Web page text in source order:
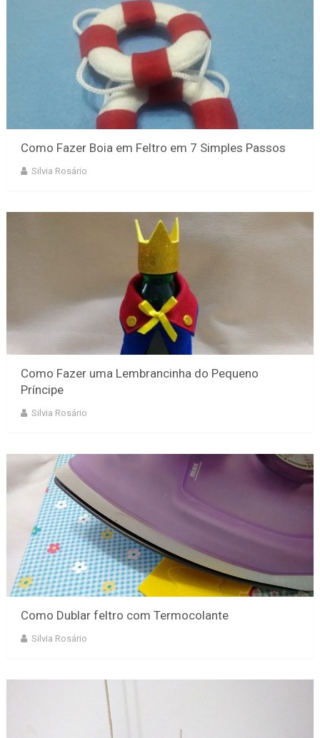
Como Fazer Boia em Feltro em 7 Simples Passos
Silvia Rosário
Como Fazer uma Lembrancinha do Pequeno
Príncipe
Silvia Rosário
Como Dublar feltro com Termocolante
Silvia Rosário